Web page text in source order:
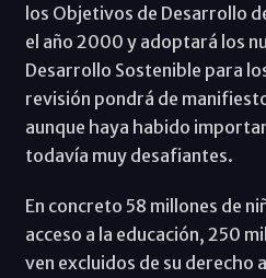
los Objetivos de Desarrollo
el año 2000 y adoptará los
Desarrollo Sostenible para
revisión pondrá de
aunque haya habido
todavía muy desafiantes.
En concreto 58 millones de
acceso a la educación, 250
ven excluidos de su derecho